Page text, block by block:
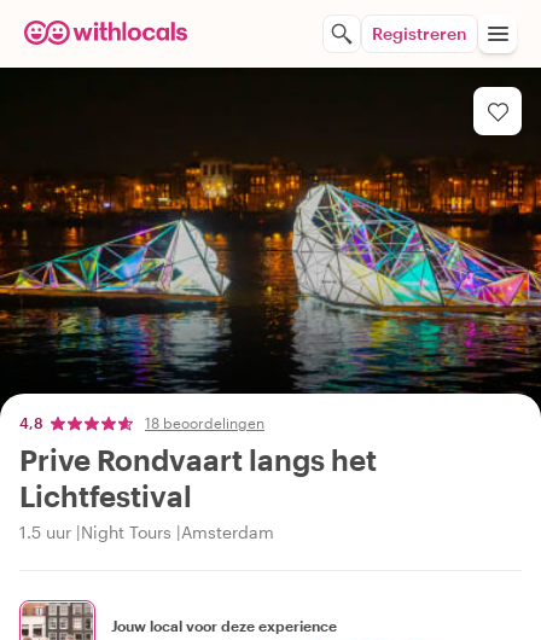
Registreren
4,8 18 beoordelingen
Prive Rondvaart langs het
Lichtfestival
1.5 uur Night Tours Amsterdam
Jouw local voor deze experience